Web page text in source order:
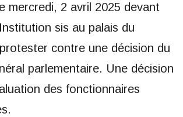
mercredi, 2 avril 2025 devant
sis au palais du
contre une décision du
parlementaire. Une décision
des fonctionnaires